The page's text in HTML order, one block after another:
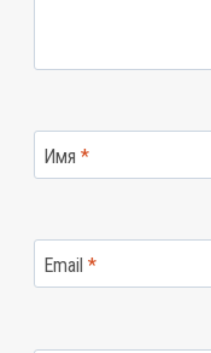
Имя *
Email *